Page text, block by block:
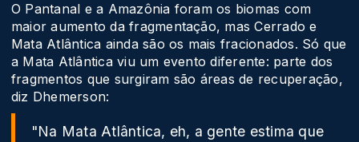
O Pantanal e a Amazônia foram os biomas com
maior aumento da fragmentação, mas Cerrado e
Mata Atlântica ainda são os mais fracionados. Só que
a Mata Atlântica viu um evento diferente: parte dos
fragmentos que surgiram são áreas de recuperação,
diz Dhemerson:
"Na Mata Atlântica, eh, a gente estima que